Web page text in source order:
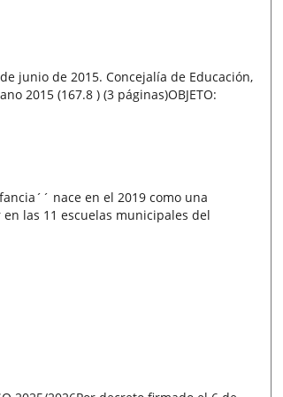
de junio de 2015. Concejalía de Educación,
2015 (167.8 ) (3 páginas)OBJETO:
nace en el 2019 como una
las 11 escuelas municipales del